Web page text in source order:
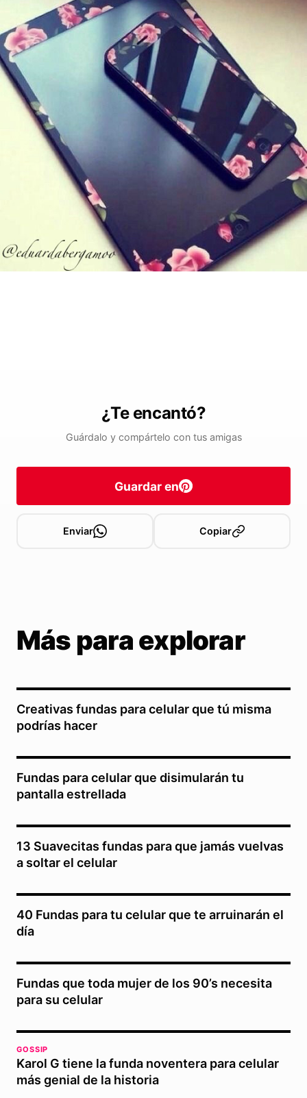
¿Te encantó?
Guárdalo y compártelo con tus amigas
Guardar en
Enviar Copiar
Más para explorar
Creativas fundas para celular que tú misma
podrías hacer
Fundas para celular que disimularán tu
pantalla estrellada
13 Suavecitas fundas para que jamás vuelvas
a soltar el celular
40 Fundas para tu celular que te arruinarán el
día
Fundas que toda mujer de los 90’s necesita
para su celular
GOSSIP
Karol G tiene la funda noventera para celular
más genial de la historia